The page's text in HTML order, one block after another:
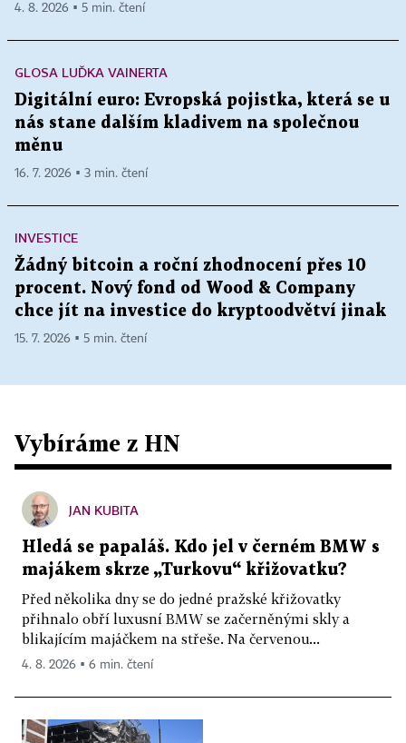
4. 8. 2026 ▪ 5 min. čtení
GLOSA LUĎKA VAINERTA
Digitální euro: Evropská pojistka, která se u
nás stane dalším kladivem na společnou
měnu
16. 7. 2026 ▪ 3 min. čtení
INVESTICE
Žádný bitcoin a roční zhodnocení přes 10
procent. Nový fond od Wood & Company
chce jít na investice do kryptoodvětví jinak
15. 7. 2026 ▪ 5 min. čtení
Vybíráme z HN
JAN KUBITA
Hledá se papaláš. Kdo jel v černém BMW s
majákem skrze „Turkovu“ křižovatku?
Před několika dny se do jedné pražské křižovatky
přihnalo obří luxusní BMW se začerněnými skly a
blikajícím majáčkem na střeše. Na červenou...
4. 8. 2026 ▪ 6 min. čtení